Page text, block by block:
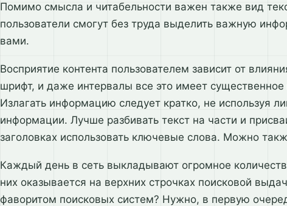
Помимо смысла и читабельности важен также вид
пользователи смогут без труда выделить важную
вами.
Восприятие контента пользователем зависит от
шрифт, и даже интервалы все это имеет
Излагать информацию следует кратко, не используя
информации. Лучше разбивать текст на части и
заголовках использовать ключевые слова. Можно
Каждый день в сеть выкладывают огромное
них оказывается на верхних строчках поисковой
фаворитом поисковых систем? Нужно, в первую